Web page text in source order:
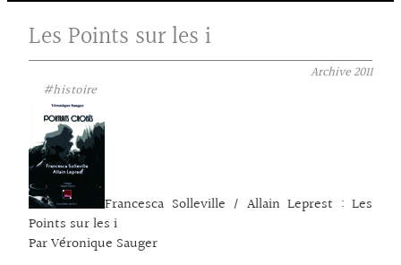
Les Points sur les i
Archive2011
#histoire
Francesca Solleville / Allain Leprest : Les
Points sur les i
Par Véronique Sauger